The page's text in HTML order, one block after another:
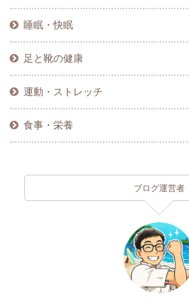
睡眠・快眠
足と靴の健康
運動・ストレッチ
食事・栄養
ブログ運営者